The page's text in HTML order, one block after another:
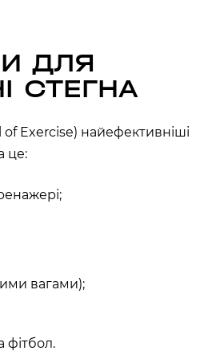
ДЛЯ
СТЕГНА
Exercise) найефективніші
це:
вагами);
фітбол.